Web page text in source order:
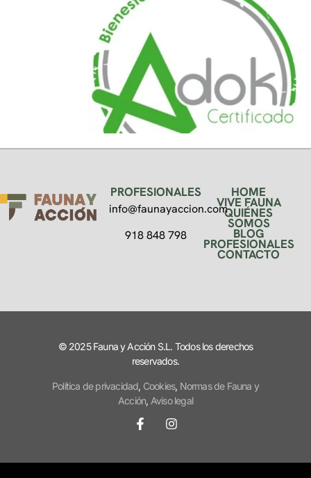
PROFESIONALES
info@faunayaccion.com
918 848 798
HOME
VIVE FAUNA
QUIÉNES
SOMOS
BLOG
PROFESIONALES
CONTACTO
© 2025 Fauna y Acción S.L. Todos los derechos
reservados.
Política de privacidad, Cookies, Normas de Fauna y
Acción, Aviso legal